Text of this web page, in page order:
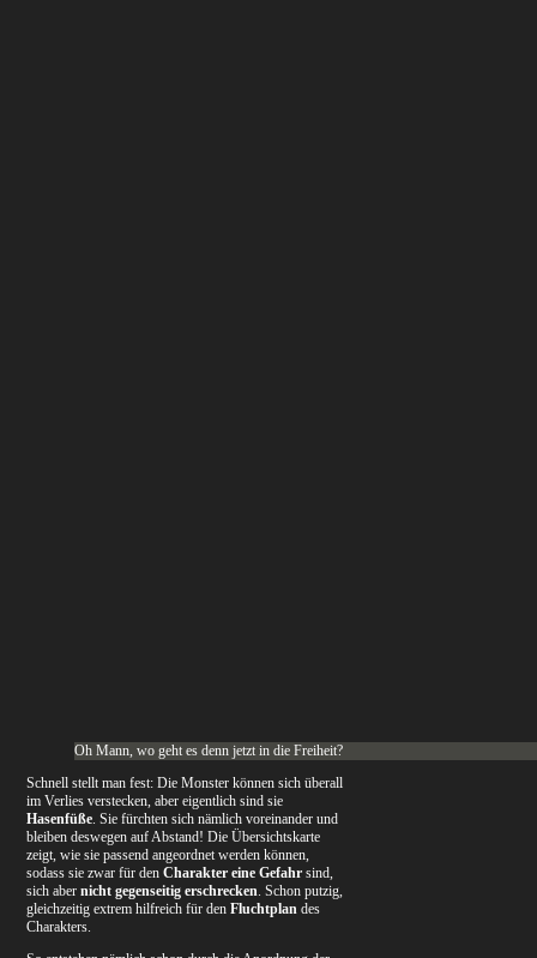
Oh Mann, wo geht es denn jetzt in die Freiheit?
Schnell stellt man fest: Die Monster können sich überall
im Verlies verstecken, aber eigentlich sind sie
Hasenfüße. Sie fürchten sich nämlich voreinander und
bleiben deswegen auf Abstand! Die Übersichtskarte
zeigt, wie sie passend angeordnet werden können,
sodass sie zwar für denCharakter eine Gefahr sind,
sich abernicht gegenseitig erschrecken. Schon putzig,
gleichzeitig extrem hilfreich für denFluchtplan des
Charakters.